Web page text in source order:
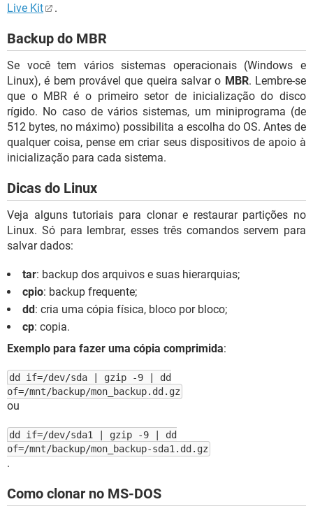
Live Kit
.
Backup do MBR
Se você tem vários sistemas operacionais (Windows e
Linux), é bem provável que queira salvar o MBR. Lembre-se
que o MBR é o primeiro setor de inicialização do disco
rígido. No caso de vários sistemas, um miniprograma (de
512 bytes, no máximo) possibilita a escolha do OS. Antes de
qualquer coisa, pense em criar seus dispositivos de apoio à
inicialização para cada sistema.
Dicas do Linux
Veja alguns tutoriais para clonar e restaurar partições no
Linux. Só para lembrar, esses três comandos servem para
salvar dados:
tar: backup dos arquivos e suas hierarquias;
cpio: backup frequente;
dd: cria uma cópia física, bloco por bloco;
cp: copia.
Exemplo para fazer uma cópia comprimida:
dd if=/dev/sda | gzip -9 | dd
of=/mnt/backup/mon_backup.dd.gz
ou
dd if=/dev/sda1 | gzip -9 | dd
of=/mnt/backup/mon_backup-sda1.dd.gz
.
Como clonar no MS-DOS